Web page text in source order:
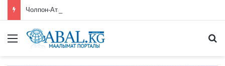
Меню